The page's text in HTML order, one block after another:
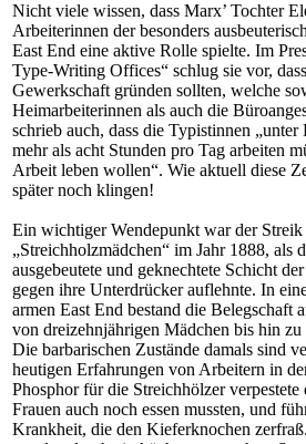
Nicht viele wissen, dass Marx’ Tochter
Arbeiterinnen der besonders
East End eine aktive Rolle spielte. Im
Type-Writing Offices“ schlug sie vor,
Gewerkschaft gründen sollten, welche
Heimarbeiterinnen als auch die
schrieb auch, dass die Typistinnen
mehr als acht Stunden pro Tag arbeiten
Arbeit leben wollen“. Wie aktuell diese
später noch klingen!
Ein wichtiger Wendepunkt war der
„Streichholzmädchen“ im Jahr 1888, als
ausgebeutete und geknechtete Schicht
gegen ihre Unterdrücker auflehnte. In
armen East End bestand die Belegschaft
von dreizehnjährigen Mädchen bis hin
Die barbarischen Zustände damals sind
heutigen Erfahrungen von Arbeitern in
Phosphor für die Streichhölzer
Frauen auch noch essen mussten, und
Krankheit, die den Kieferknochen